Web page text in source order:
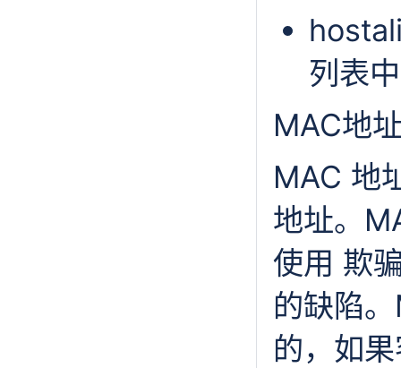
列表
MAC地
MAC 地
地址。
使用 欺
的缺陷
的，如